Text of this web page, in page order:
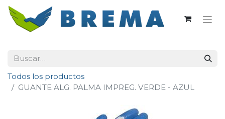
Todos los productos
GUANTE ALG. PALMA IMPREG. VERDE - AZUL